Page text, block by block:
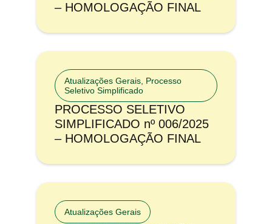
– HOMOLOGAÇÃO FINAL
Atualizações Gerais Processo
Seletivo Simplificado
PROCESSO SELETIVO
SIMPLIFICADO nº 006/2025
– HOMOLOGAÇÃO FINAL
Atualizações Gerais